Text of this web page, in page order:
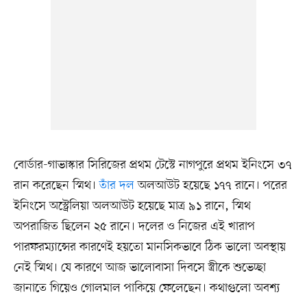
বোর্ডার-গাভাস্কার সিরিজের প্রথম টেস্টে নাগপুরে প্রথম ইনিংসে ৩৭
রান করেছেন স্মিথ।তাঁর দলঅলআউট হয়েছে ১৭৭ রানে। পরের
ইনিংসে অস্ট্রেলিয়া অলআউট হয়েছে মাত্র ৯১ রানে, স্মিথ
অপরাজিত ছিলেন ২৫ রানে। দলের ও নিজের এই খারাপ
পারফরম্যান্সের কারণেই হয়তো মানসিকভাবে ঠিক ভালো অবস্থায়
নেই স্মিথ। যে কারণে আজ ভালোবাসা দিবসে স্ত্রীকে শুভেচ্ছা
জানাতে গিয়েও গোলমাল পাকিয়ে ফেলেছেন। কথাগুলো অবশ্য